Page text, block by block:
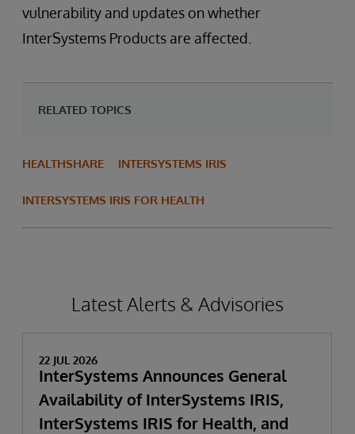
vulnerability and updates on whether
InterSystems Products are affected.
RELATED TOPICS
HEALTHSHARE INTERSYSTEMS IRIS
INTERSYSTEMS IRIS FOR HEALTH
Latest Alerts & Advisories
22 JUL 2026
InterSystems Announces General
Availability of InterSystems IRIS,
InterSystems IRIS for Health, and